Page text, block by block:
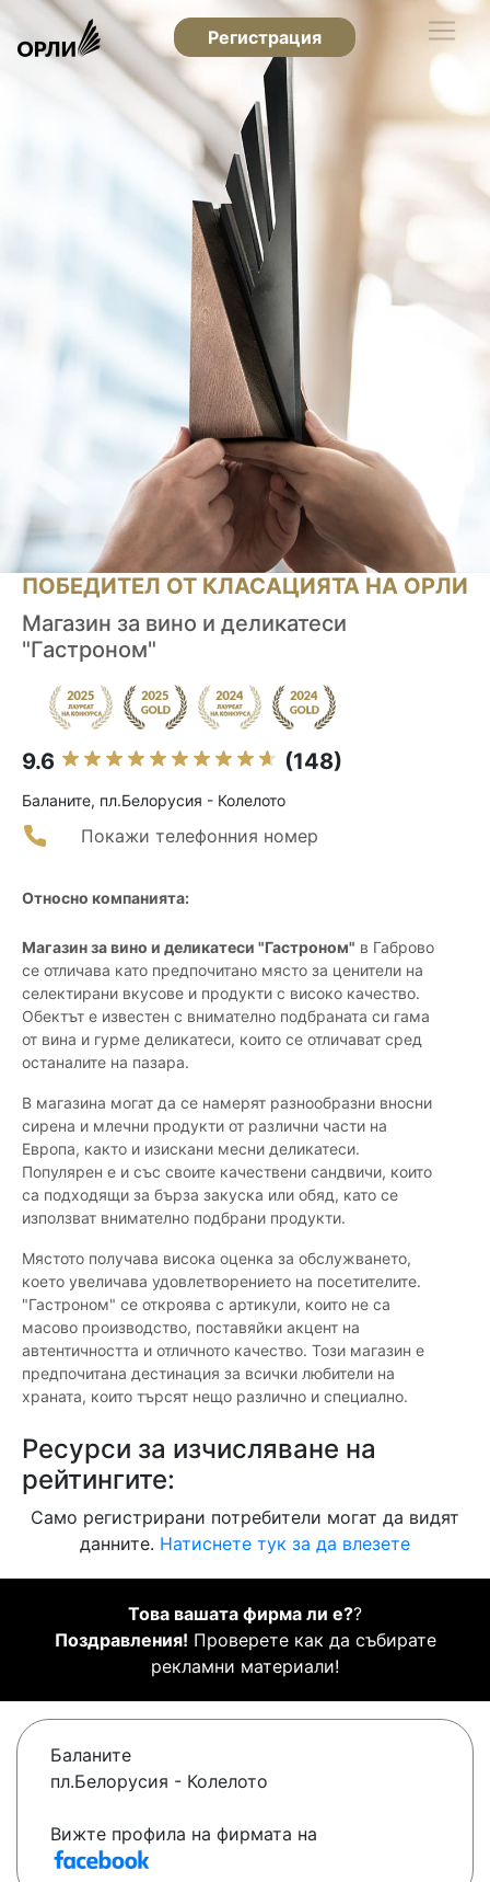
Регистрация
ПОБЕДИТЕЛ ОТ КЛАСАЦИЯТА НА ОРЛИ
Магазин за вино и деликатеси
"Гастроном"
9.6 (148)
Баланите, пл.Белорусия - Колелото
Покажи телефонния номер
Относно компанията:
Магазин за вино и деликатеси "Гастроном" в Габрово
се отличава като предпочитано място за ценители на
селектирани вкусове и продукти с високо качество.
Обектът е известен с внимателно подбраната си гама
от вина и гурме деликатеси, които се отличават сред
останалите на пазара.
В магазина могат да се намерят разнообразни вносни
сирена и млечни продукти от различни части на
Европа, както и изискани месни деликатеси.
Популярен е и със своите качествени сандвичи, които
са подходящи за бърза закуска или обяд, като се
използват внимателно подбрани продукти.
Мястото получава висока оценка за обслужването,
което увеличава удовлетворението на посетителите.
"Гастроном" се откроява с артикули, които не са
масово производство, поставяйки акцент на
автентичността и отличното качество. Този магазин е
предпочитана дестинация за всички любители на
храната, които търсят нещо различно и специално.
Ресурси за изчисляване на
рейтингите:
Само регистрирани потребители могат да видят
данните. Натиснете тук за да влезете
Това вашата фирма ли е??
Поздравления! Проверете как да събирате
рекламни материали!
Баланите
пл.Белорусия - Колелото
Вижте профила на фирмата на